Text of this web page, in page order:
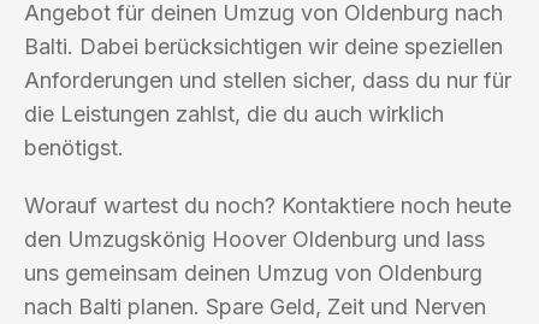
Angebot für deinen Umzug von Oldenburg nach
Balti. Dabei berücksichtigen wir deine speziellen
Anforderungen und stellen sicher, dass du nur für
die Leistungen zahlst, die du auch wirklich
benötigst.
Worauf wartest du noch? Kontaktiere noch heute
den Umzugskönig Hoover Oldenburg und lass
uns gemeinsam deinen Umzug von Oldenburg
nach Balti planen. Spare Geld, Zeit und Nerven